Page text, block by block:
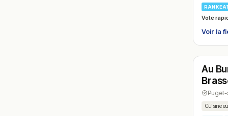
Vote
Voir la
N° 15
Ouvert
Au
Cuisine